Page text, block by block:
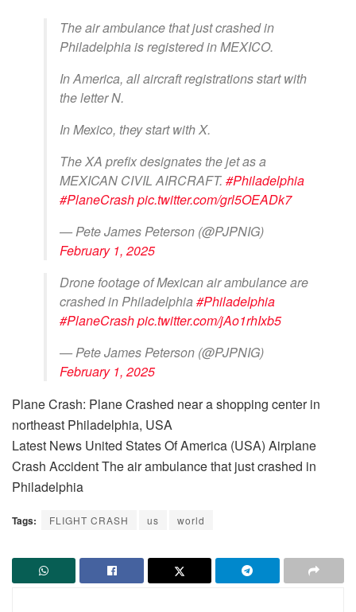
The air ambulance that just crashed in
Philadelphia is registered in MEXICO.
In America, all aircraft registrations start with
the letter N.
In Mexico, they start with X.
The XA prefix designates the jet as a
MEXICAN CIVIL AIRCRAFT. #Philadelphia
#PlaneCrashpic.twitter.com/grl5OEADk7
— Pete James Peterson (@PJPNIG)
February 1, 2025
Drone footage of Mexican air ambulance are
crashed in Philadelphia#Philadelphia
#PlaneCrashpic.twitter.com/jAo1rhIxb5
— Pete James Peterson (@PJPNIG)
February 1, 2025
Plane Crash: Plane Crashed near a shopping center in
northeast Philadelphia, USA
Latest News United States Of America (USA) Airplane
Crash Accident The air ambulance that just crashed in
Philadelphia
Tags: FLIGHT CRASH us world